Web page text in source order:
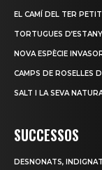
EL CAMÍ DEL TER PETIT
TORTUGUES
NOVA ESPÈCIE
CAMPS DE ROSELLES
SALT I LA SEVA
SUCCESSOS
DESNONATS,